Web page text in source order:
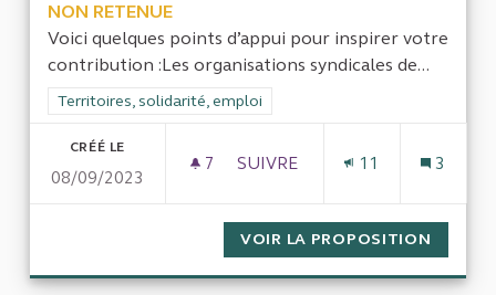
NON RETENUE
Voici quelques points d’appui pour inspirer votre
contribution :Les organisations syndicales de...
Filtrer les résultats de la catégorie : Territoires, solidarité,
Territoires, solidarité, emploi
CRÉÉ LE
08/09/2023
7 7 ABONNÉS
SUIVRE
11 3
VOIR LA PROPOSITION